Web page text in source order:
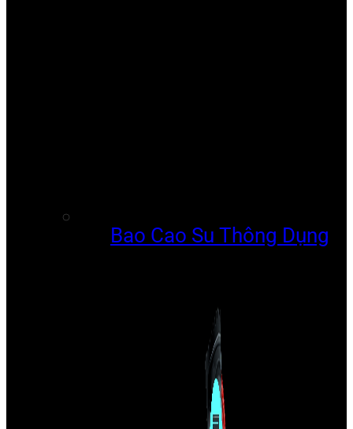
Bao Cao Su Thông Dụng